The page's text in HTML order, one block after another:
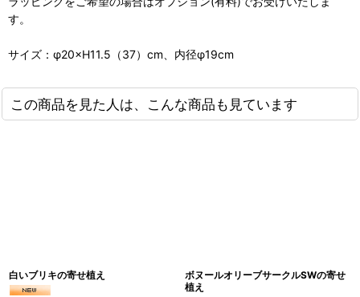
す。
サイズ：φ20×H11.5（37）cm、内径φ19cm
この商品を見た人は、こんな商品も見ています
白いブリキの寄せ植え
ボヌールオリーブサークルSWの寄せ
植え